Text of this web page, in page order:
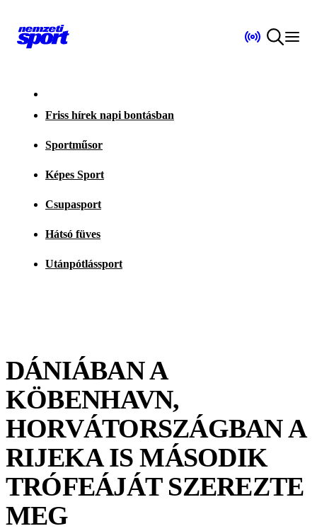
Friss hírek napi bontásban
Sportműsor
Képes Sport
Csupasport
Hátsó füves
Utánpótlássport
DÁNIÁBAN A
KÖBENHAVN,
HORVÁTORSZÁGBAN A
RIJEKA IS MÁSODIK
TRÓFEÁJÁT SZEREZTE
MEG